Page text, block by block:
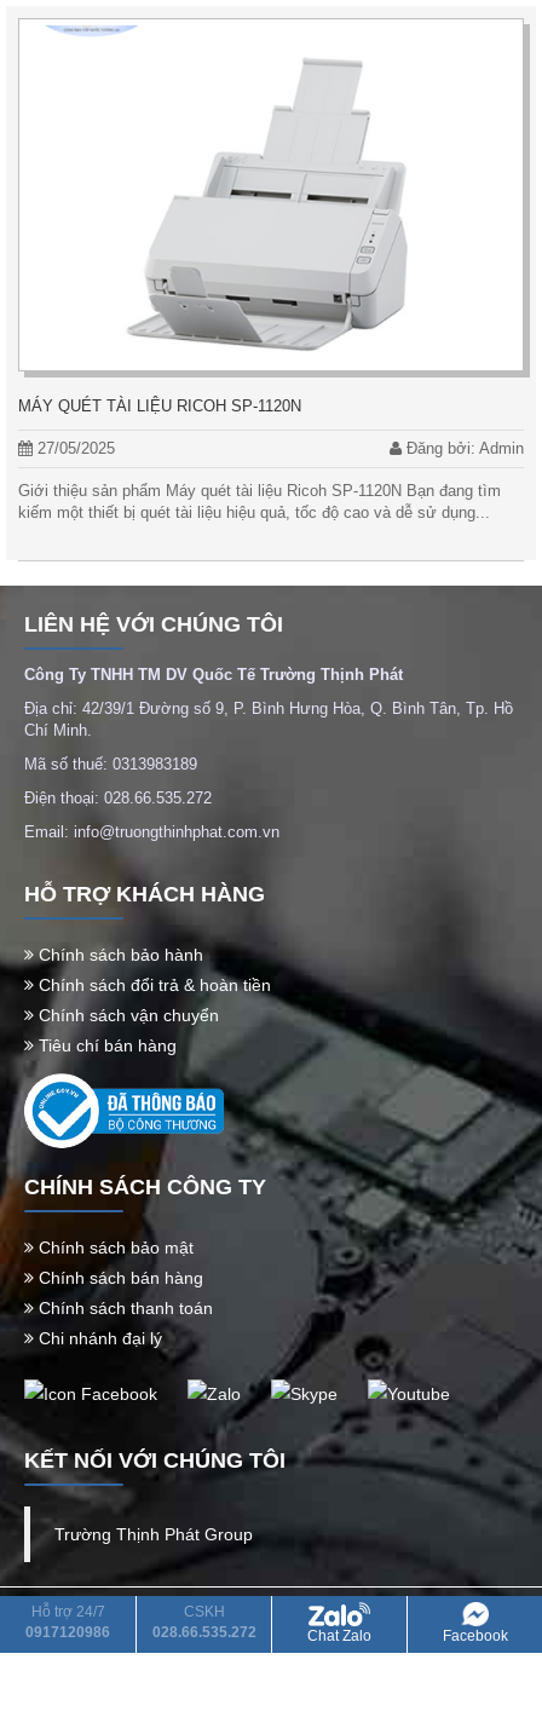
MÁY QUÉT TÀI LIỆU RICOH SP-1120N
27/05/2025 Đăng bởi: Admin
Giới thiệu sản phẩm Máy quét tài liệu Ricoh SP-1120N Bạn đang tìm
kiếm một thiết bị quét tài liệu hiệu quả, tốc độ cao và dễ sử dụng...
LIÊN HỆ VỚI CHÚNG TÔI
Công Ty TNHH TM DV Quốc Tế Trường Thịnh Phát
Địa chỉ: 42/39/1 Đường số 9, P. Bình Hưng Hòa, Q. Bình Tân, Tp. Hồ
Chí Minh.
Mã số thuế: 0313983189
Điện thoại: 028.66.535.272
Email: info@truongthinhphat.com.vn
HỖ TRỢ KHÁCH HÀNG
Chính sách bảo hành
Chính sách đổi trả & hoàn tiền
Chính sách vận chuyển
Tiêu chí bán hàng
CHÍNH SÁCH CÔNG TY
Chính sách bảo mật
Chính sách bán hàng
Chính sách thanh toán
Chi nhánh đại lý
KẾT NỐI VỚI CHÚNG TÔI
Trường Thịnh Phát Group
CÔNG TY TNHH TM DV QUỐC TẾ TRƯỜNG THỊNH PHÁT
Mã số thuế: 0313983189 cấp bởi Sở Kế Hoạch Và Đầu Tư Tp.
Hỗ trợ 24/7
0917120986
CSKH
028.66.535.272
Chat Zalo Facebook